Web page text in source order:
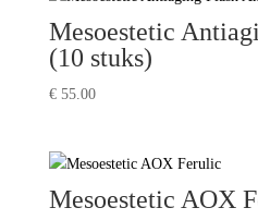
Mesoestetic
(10 stuks)
€55.00
Mesoestetic AOX